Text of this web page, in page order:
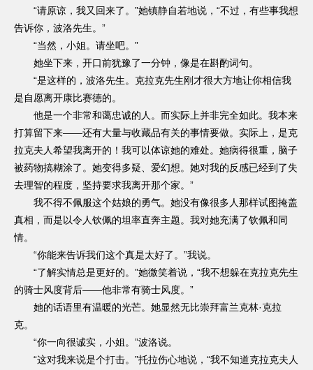
“请原谅，我又回来了。”她镇静自若地说，“不过，有些事我想
告诉你，波洛先生。”
“当然，小姐。请坐吧。”
她坐下来，开口前犹豫了一分钟，像是在斟酌词句。
“是这样的，波洛先生。克拉克先生刚才很大方地让你相信我
是自愿离开康比赛德的。
他是一个非常和蔼忠诚的人。而实际上并非完全如此。我本来
打算留下来——还有大量与收藏品有关的事情要做。实际上，是克
拉克夫人希望我离开的！我可以体谅她的难处。她病得很重，脑子
被药物搞糊涂了。她变得多疑、爱幻想。她对我的反感已经到了失
去理智的程度，坚持要求我离开那个家。”
我不得不佩服这个姑娘的勇气。她没有像很多人那样试图掩盖
真相，而是以令人钦佩的坦率直奔主题。我对她充满了钦佩和同
情。
“你能来告诉我们这个真是太好了。”我说。
“了解实情总是更好的。”她微笑着说，“我不想躲在克拉克先生
的骑士风度背后——他非常有骑士风度。”
她的话语里有温暖的光芒。她显然无比崇拜富兰克林·克拉
克。
“你一向很诚实，小姐。”波洛说。
“这对我来说是个打击。”托拉伤心地说，“我不知道克拉克夫人